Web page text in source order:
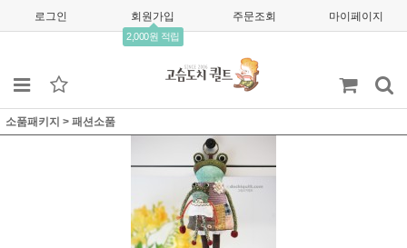
로그인 회원가입
2,000원 적립
주문조회 마이페이지
소품패키지 > 패션소품